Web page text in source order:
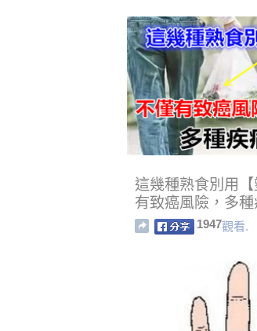
這幾種熟食別用
有致癌風險，多種
1947觀看.